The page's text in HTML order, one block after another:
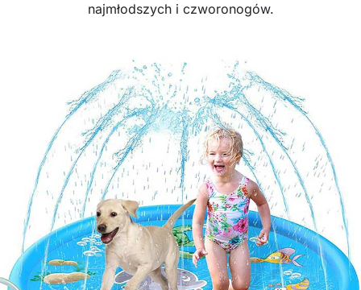
najmłodszych i czworonogów.